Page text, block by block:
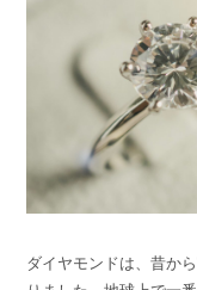
ダイヤモンドは、昔か